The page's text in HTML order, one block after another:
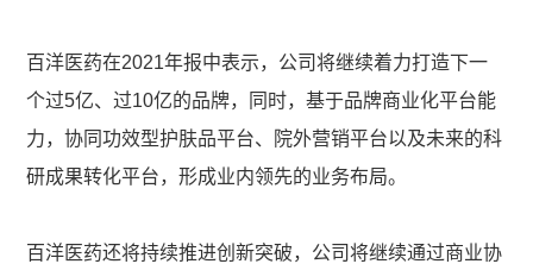
百洋医药在2021年报中表示，公司将继续着力打造下一
个过5亿、过10亿的品牌，同时，基于品牌商业化平台能
力，协同功效型护肤品平台、院外营销平台以及未来的科
研成果转化平台，形成业内领先的业务布局。
百洋医药还将持续推进创新突破，公司将继续通过商业协